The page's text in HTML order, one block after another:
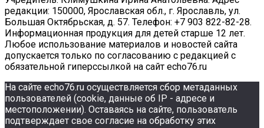
редакции: 150000, Ярославская обл., г. Ярославль, ул.
Большая Октябрьская, д. 57. Телефон: +7 903 822-82-28.
Информационная продукция для детей старше 12 лет.
Любое использование материалов и новостей сайта
допускается только по согласованию с редакцией с
обязательной гиперссылкой на сайт echo76.ru
На сайте echo76.ru осуществляется сбор метаданных
пользователей (cookie, данные об IP - адресе и
местоположении). Оставаясь на сайте, пользователь
подтверждает свое согласие на обработку этих